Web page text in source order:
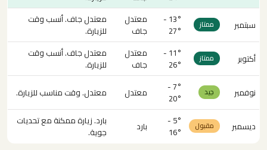
سبتمبر
ممتاز
13° -
27°
معتدل
جاف
معتدل جاف. أنسب وقت
للزيارة.
أكتوبر
ممتاز
11° -
26°
معتدل
جاف
معتدل جاف. أنسب وقت
للزيارة.
نوفمبر
جيد
7° -
20°
معتدل معتدل. وقت مناسب للزيارة.
ديسمبر مقبول
5° -
16°
بارد
بارد. زيارة ممكنة مع تحديات
جوية.